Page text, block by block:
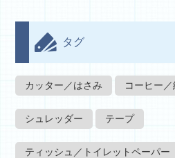
タグ
カッター／はさみ コーヒー
シュレッダー テープ
ティッシュ／トイレットペーパー